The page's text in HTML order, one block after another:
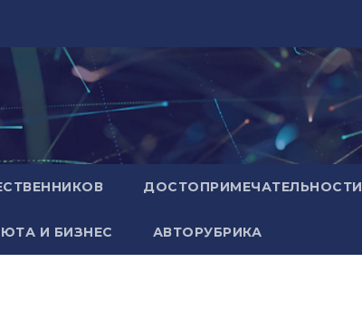
ДОСТОПРИМЕЧАТЕЛЬНОСТИ
И БИЗНЕС АВТОРУБРИКА